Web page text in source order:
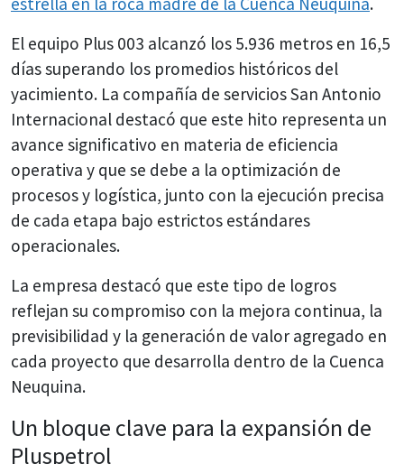
El equipo Plus 003 alcanzó los 5.936 metros en 16,5
días superando los promedios históricos del
yacimiento. La compañía de servicios San Antonio
Internacional destacó que este hito representa un
avance significativo en materia de eficiencia
operativa y que se debe a la optimización de
procesos y logística, junto con la ejecución precisa
de cada etapa bajo estrictos estándares
operacionales.
La empresa destacó que este tipo de logros
reflejan su compromiso con la mejora continua, la
previsibilidad y la generación de valor agregado en
cada proyecto que desarrolla dentro de la Cuenca
Neuquina.
Un bloque clave para la expansión de
Pluspetrol